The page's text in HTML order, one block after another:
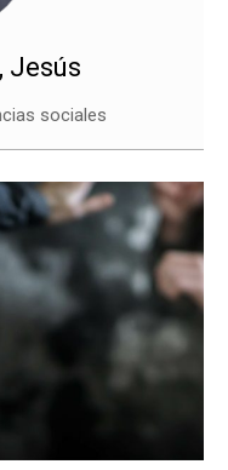
Jesús
sociales